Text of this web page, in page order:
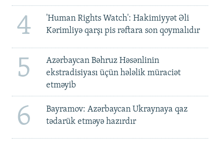
4
'Human Rights Watch': Hakimiyyət Əli
Kərimliyə qarşı pis rəftara son qoymalıdır
5
Azərbaycan Bəhruz Həsənlinin
ekstradisiyası üçün hələlik müraciət
etməyib
6
Bayramov: Azərbaycan Ukraynaya qaz
tədarük etməyə hazırdır